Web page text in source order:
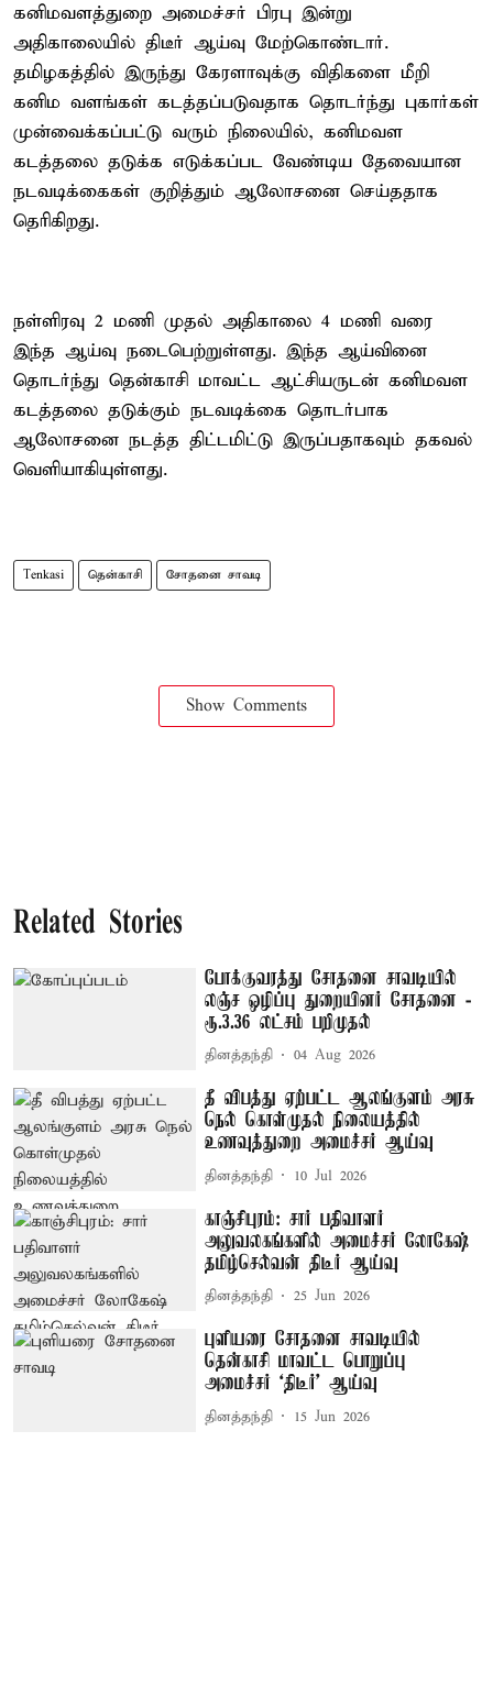
கனிமவளத்துறை அமைச்சர் பிரபு இன்று
அதிகாலையில் திடீர் ஆய்வு மேற்கொண்டார்.
தமிழகத்தில் இருந்து கேரளாவுக்கு விதிகளை மீறி
கனிம வளங்கள் கடத்தப்படுவதாக தொடர்ந்து புகார்கள்
முன்வைக்கப்பட்டு வரும் நிலையில், கனிமவள
கடத்தலை தடுக்க எடுக்கப்பட வேண்டிய தேவையான
நடவடிக்கைகள் குறித்தும் ஆலோசனை செய்ததாக
தெரிகிறது.
நள்ளிரவு 2 மணி முதல் அதிகாலை 4 மணி வரை
இந்த ஆய்வு நடைபெற்றுள்ளது. இந்த ஆய்வினை
தொடர்ந்து தென்காசி மாவட்ட ஆட்சியருடன் கனிமவள
கடத்தலை தடுக்கும் நடவடிக்கை தொடர்பாக
ஆலோசனை நடத்த திட்டமிட்டு இருப்பதாகவும் தகவல்
வெளியாகியுள்ளது.
Tenkasi தென்காசி சோதனை சாவடி
Show Comments
Related Stories
போக்குவரத்து சோதனை சாவடியில்
லஞ்ச ஒழிப்பு துறையினர் சோதனை -
ரூ.3.36 லட்சம் பறிமுதல்
தினத்தந்தி 04 Aug 2026
தீ விபத்து ஏற்பட்ட ஆலங்குளம் அரசு
நெல் கொள்முதல் நிலையத்தில்
உணவுத்துறை அமைச்சர் ஆய்வு
தினத்தந்தி 10 Jul 2026
காஞ்சிபுரம்: சார் பதிவாளர்
அலுவலகங்களில் அமைச்சர் லோகேஷ்
தமிழ்செல்வன் திடீர் ஆய்வு
தினத்தந்தி 25 Jun 2026
புளியரை சோதனை சாவடியில்
தென்காசி மாவட்ட பொறுப்பு
அமைச்சர் ‘திடீர்' ஆய்வு
தினத்தந்தி 15 Jun 2026